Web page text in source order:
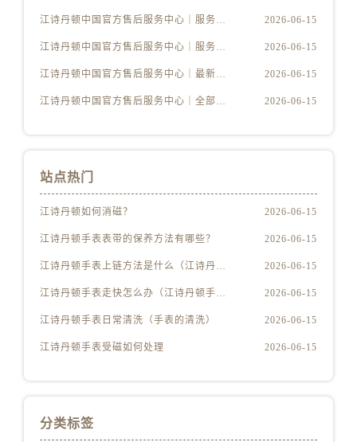
安徽省淮南市田家庵区国庆中路江诗丹顿售后服务中心（需提前预约）
福建省莆田市城厢区霞林街道荔华东大道江诗丹顿售后服务中心（需提前预约）
江诗丹顿中国官方售后服务中心｜服务电话及详细网点地址权威信息公示（2026年6月最新） 2026-06-15
江诗丹顿中国官方售后服务中心｜服务电话及完整官方地址权威信息公示（2026年6月最新） 2026-06-15
江诗丹顿中国官方售后服务中心｜最新电话与详细地址权威信息公示（2026年6月最新） 2026-06-15
江诗丹顿中国官方售后服务中心｜全部网点地址与售后热线权威信息公示（2026年6月最新） 2026-06-15
站点热门
江诗丹顿如何消磁？ 2026-06-15
江诗丹顿手表表带的保养方法有哪些？ 2026-06-15
江诗丹顿手表上链方法是什么（江诗丹顿怎么给手表上链） 2026-06-15
江诗丹顿手表走快怎么办（江诗丹顿手表走快什么原因） 2026-06-15
江诗丹顿手表日常清洗（手表的清洗） 2026-06-15
江诗丹顿手表受磁如何处理 2026-06-15
分类标签